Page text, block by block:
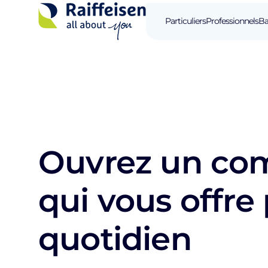
ParticuliersProfessionnels
Ouvrez un
qui vous offre
quotidien